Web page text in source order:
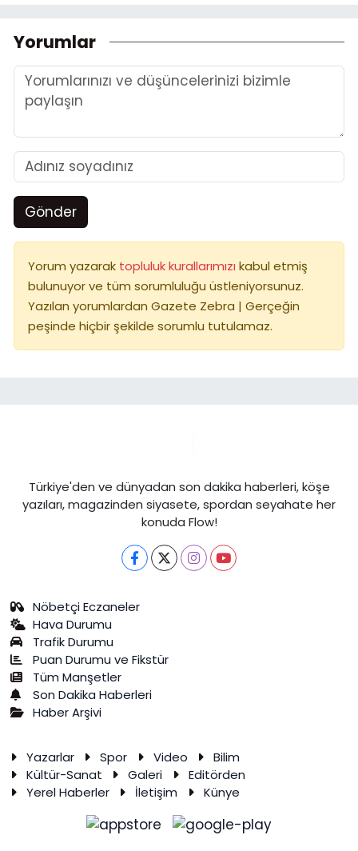
Yorumlar
Gönder
Yorum yazarak topluluk kurallarımızı kabul etmiş
bulunuyor ve tüm sorumluluğu üstleniyorsunuz.
Yazılan yorumlardan Gazete Zebra | Gerçeğin
peşinde hiçbir şekilde sorumlu tutulamaz.
Türkiye'den ve dünyadan son dakika haberleri, köşe
yazıları, magazinden siyasete, spordan seyahate her
konuda Flow!
Nöbetçi Eczaneler
Hava Durumu
Trafik Durumu
Puan Durumu ve Fikstür
Tüm Manşetler
Son Dakika Haberleri
Haber Arşivi
Yazarlar Spor Video
Bilim
Kültür-Sanat
Galeri
Editörden
Yerel Haberler
İletişim Künye